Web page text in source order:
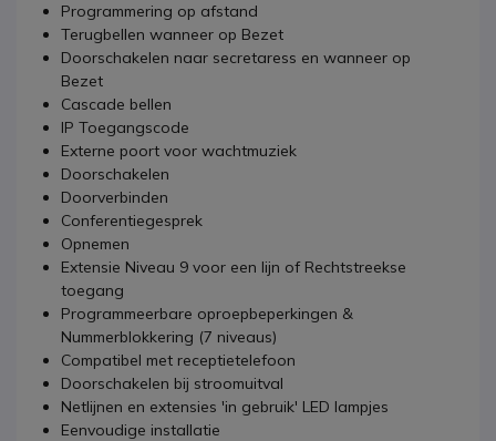
Programmering op afstand
Terugbellen wanneer op Bezet
Doorschakelen naar secretaress en wanneer op
Bezet
Cascade bellen
IP Toegangscode
Externe poort voor wachtmuziek
Doorschakelen
Doorverbinden
Conferentiegesprek
Opnemen
Extensie Niveau 9 voor een lijn of Rechtstreekse
toegang
Programmeerbare oproepbeperkingen &
Nummerblokkering (7 niveaus)
Compatibel met receptietelefoon
Doorschakelen bij stroomuitval
Netlijnen en extensies 'in gebruik' LED lampjes
Eenvoudige installatie